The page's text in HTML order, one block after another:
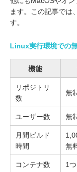
ます。この記事では
す。
Linux実行環境での
機能
リポジトリ
数
無
ユーザー数 無
月間ビルド
時間
無
コンテナ数 1つ